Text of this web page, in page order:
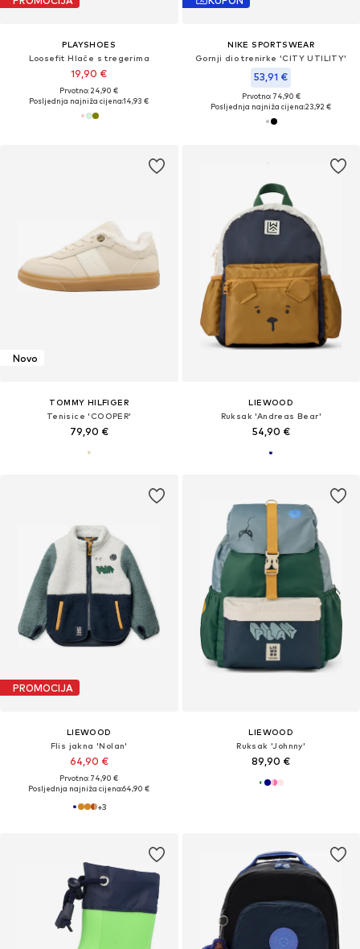
PLAYSHOES
Loosefit Hlače s tregerima
19,90 €
Prvotno: 24,90 €
Posljednja najniža cijena:14,93 €
NIKE SPORTSWEAR
Gornji dio trenirke 'CITY UTILITY'
53,91 €
Prvotno: 74,90 €
Posljednja najniža cijena:23,92 €
Novo
TOMMY HILFIGER
Tenisice 'COOPER'
79,90 €
LIEWOOD
Ruksak 'Andreas Bear'
54,90 €
PROMOCIJA
LIEWOOD
Flis jakna 'Nolan'
64,90 €
Prvotno: 74,90 €
Posljednja najniža cijena:64,90 €
+3
LIEWOOD
Ruksak 'Johnny'
89,90 €